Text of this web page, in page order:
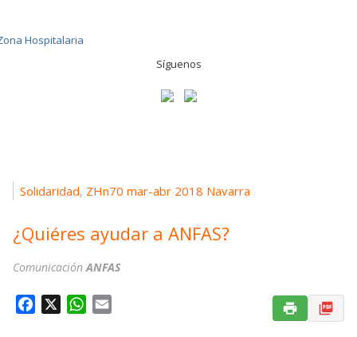
Síguenos
Solidaridad, ZHn70 mar-abr 2018 Navarra
¿Quiéres ayudar a ANFAS?
ComunicaciónANFAS
W